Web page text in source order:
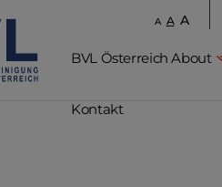
A A A
BVL Österreich About
Kontakt